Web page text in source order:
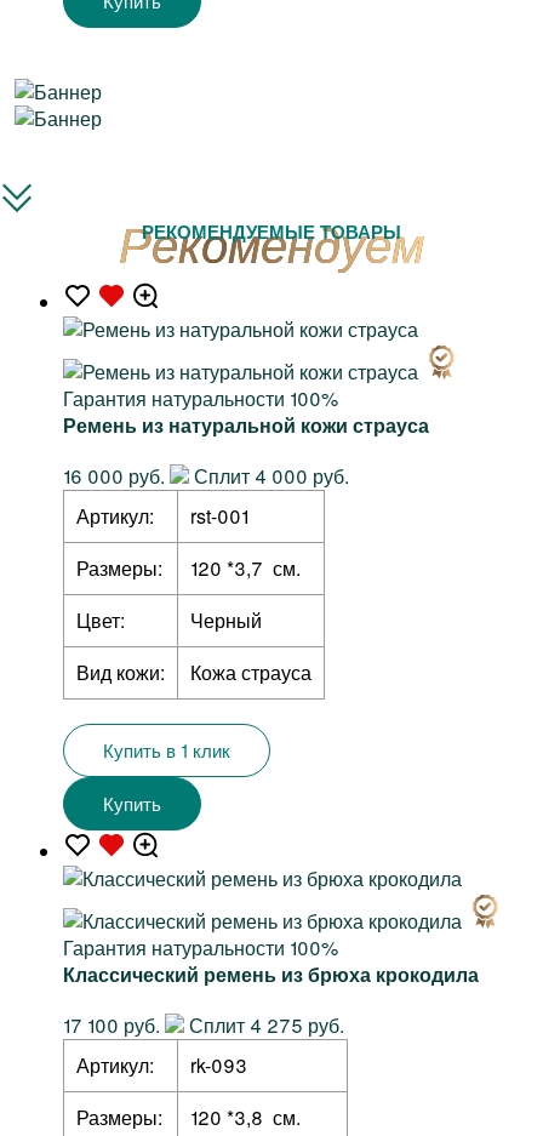
РЕКОМЕНДУЕМЫЕ ТОВАРЫ
Гарантия натуральности 100%
Ремень из натуральной кожи страуса
16 000 руб.
Сплит 4 000 руб.
Артикул:
rst-001
Размеры:
120 *3,7 см.
Цвет:
Черный
Вид кожи:
Кожа страуса
Купить в 1 клик
Купить
Гарантия натуральности 100%
Классический ремень из брюха крокодила
17 100 руб.
Сплит 4 275 руб.
Артикул:
rk-093
Размеры:
120 *3,8 см.